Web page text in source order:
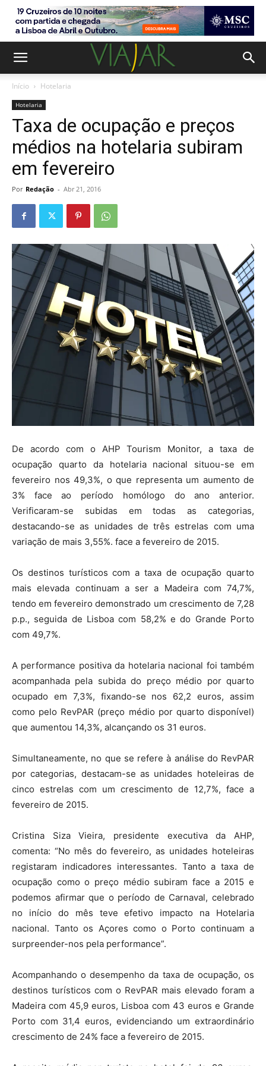
Início Hotelaria
Hotelaria
Taxa de ocupação e preços
médios na hotelaria subiram
em fevereiro
Por Redação - Abr 21, 2016
De acordo com o AHP Tourism Monitor, a taxa de
ocupação quarto da hotelaria nacional situou-se em
fevereiro nos 49,3%, o que representa um aumento de
3% face ao período homólogo do ano anterior.
Verificaram-se subidas em todas as categorias,
destacando-se as unidades de três estrelas com uma
variação de mais 3,55%. face a fevereiro de 2015.
Os destinos turísticos com a taxa de ocupação quarto
mais elevada continuam a ser a Madeira com 74,7%,
tendo em fevereiro demonstrado um crescimento de 7,28
p.p., seguida de Lisboa com 58,2% e do Grande Porto
com 49,7%.
A performance positiva da hotelaria nacional foi também
acompanhada pela subida do preço médio por quarto
ocupado em 7,3%, fixando-se nos 62,2 euros, assim
como pelo RevPAR (preço médio por quarto disponível)
que aumentou 14,3%, alcançando os 31 euros.
Simultaneamente, no que se refere à análise do RevPAR
por categorias, destacam-se as unidades hoteleiras de
cinco estrelas com um crescimento de 12,7%, face a
fevereiro de 2015.
Cristina Siza Vieira, presidente executiva da AHP,
comenta: “No mês do fevereiro, as unidades hoteleiras
registaram indicadores interessantes. Tanto a taxa de
ocupação como o preço médio subiram face a 2015 e
podemos afirmar que o período de Carnaval, celebrado
no início do mês teve efetivo impacto na Hotelaria
nacional. Tanto os Açores como o Porto continuam a
surpreender-nos pela performance”.
Acompanhando o desempenho da taxa de ocupação, os
destinos turísticos com o RevPAR mais elevado foram a
Madeira com 45,9 euros, Lisboa com 43 euros e Grande
Porto com 31,4 euros, evidenciando um extraordinário
crescimento de 24% face a fevereiro de 2015.